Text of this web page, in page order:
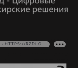
РЕКЛАМА • HTTPS://RZDLOG.RU/